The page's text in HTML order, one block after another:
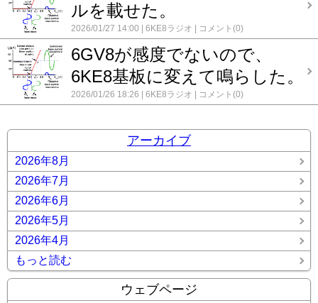
ルを載せた。
2026/01/27 14:00 6KE8ラジオ コメント(0)
6GV8が感度でないので、
6KE8基板に変えて鳴らした。
2026/01/26 18:26 6KE8ラジオ コメント(0)
アーカイブ
2026年8月
2026年7月
2026年6月
2026年5月
2026年4月
もっと読む
ウェブページ